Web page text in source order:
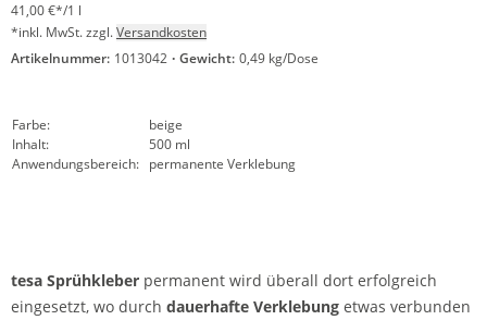
41,00 €*/1 l
*inkl. MwSt. zzgl.Versandkosten
Artikelnummer: 1013042 · Gewicht: 0,49 kg/Dose
Farbe:
beige
Inhalt:
500 ml
Anwendungsbereich: permanente Verklebung
tesa Sprühkleber permanent wird überall dort erfolgreich
eingesetzt, wo durch dauerhafte Verklebung etwas verbunden